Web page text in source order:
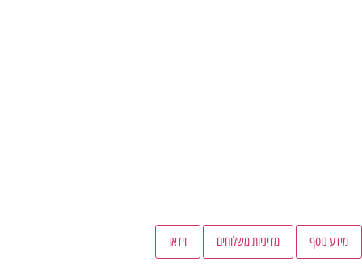
מידע נוסף מדיניות משלוחים וידאו